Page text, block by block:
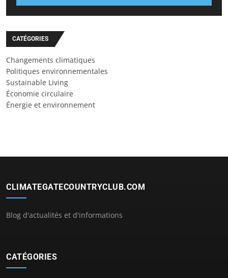
CATÉGORIES
Changements climatiques
Politiques environnementales
Sustainable Living
Économie circulaire
Énergie et environnement
CLIMATEGATECOUNTRYCLUB.COM
Blog d'actualités et d'informations
CATÉGORIES